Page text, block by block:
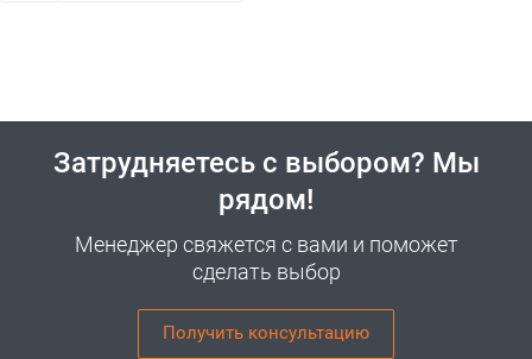
Затрудняетесь с выбором? Мы
рядом!
Менеджер свяжется с вами и поможет
сделать выбор
Получить консультацию